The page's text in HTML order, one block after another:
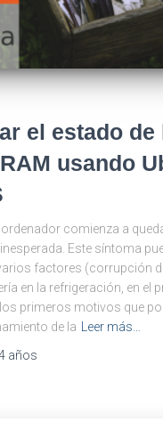
el estado de
usando
comienza a
Este síntoma
factores (corrupción
en la refrigeración, en el
primeros motivos que
de la
Leer más…
años